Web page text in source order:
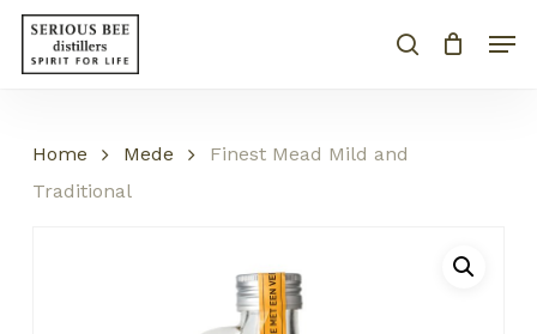
Skip
main
search
CART Close
Home Mede
Finest Mead Mild and
Traditional